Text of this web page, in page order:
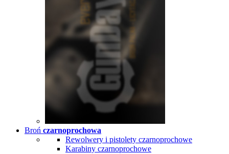
Broń czarnoprochowa
Rewolwery i pistolety czarnoprochowe
Karabiny czarnoprochowe